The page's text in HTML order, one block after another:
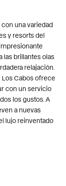
una variedad
y resorts del
las brillantes olas
relajación.
Los Cabosofrece
con un servicio
los gustos. A
a nuevas
lujo reinventado